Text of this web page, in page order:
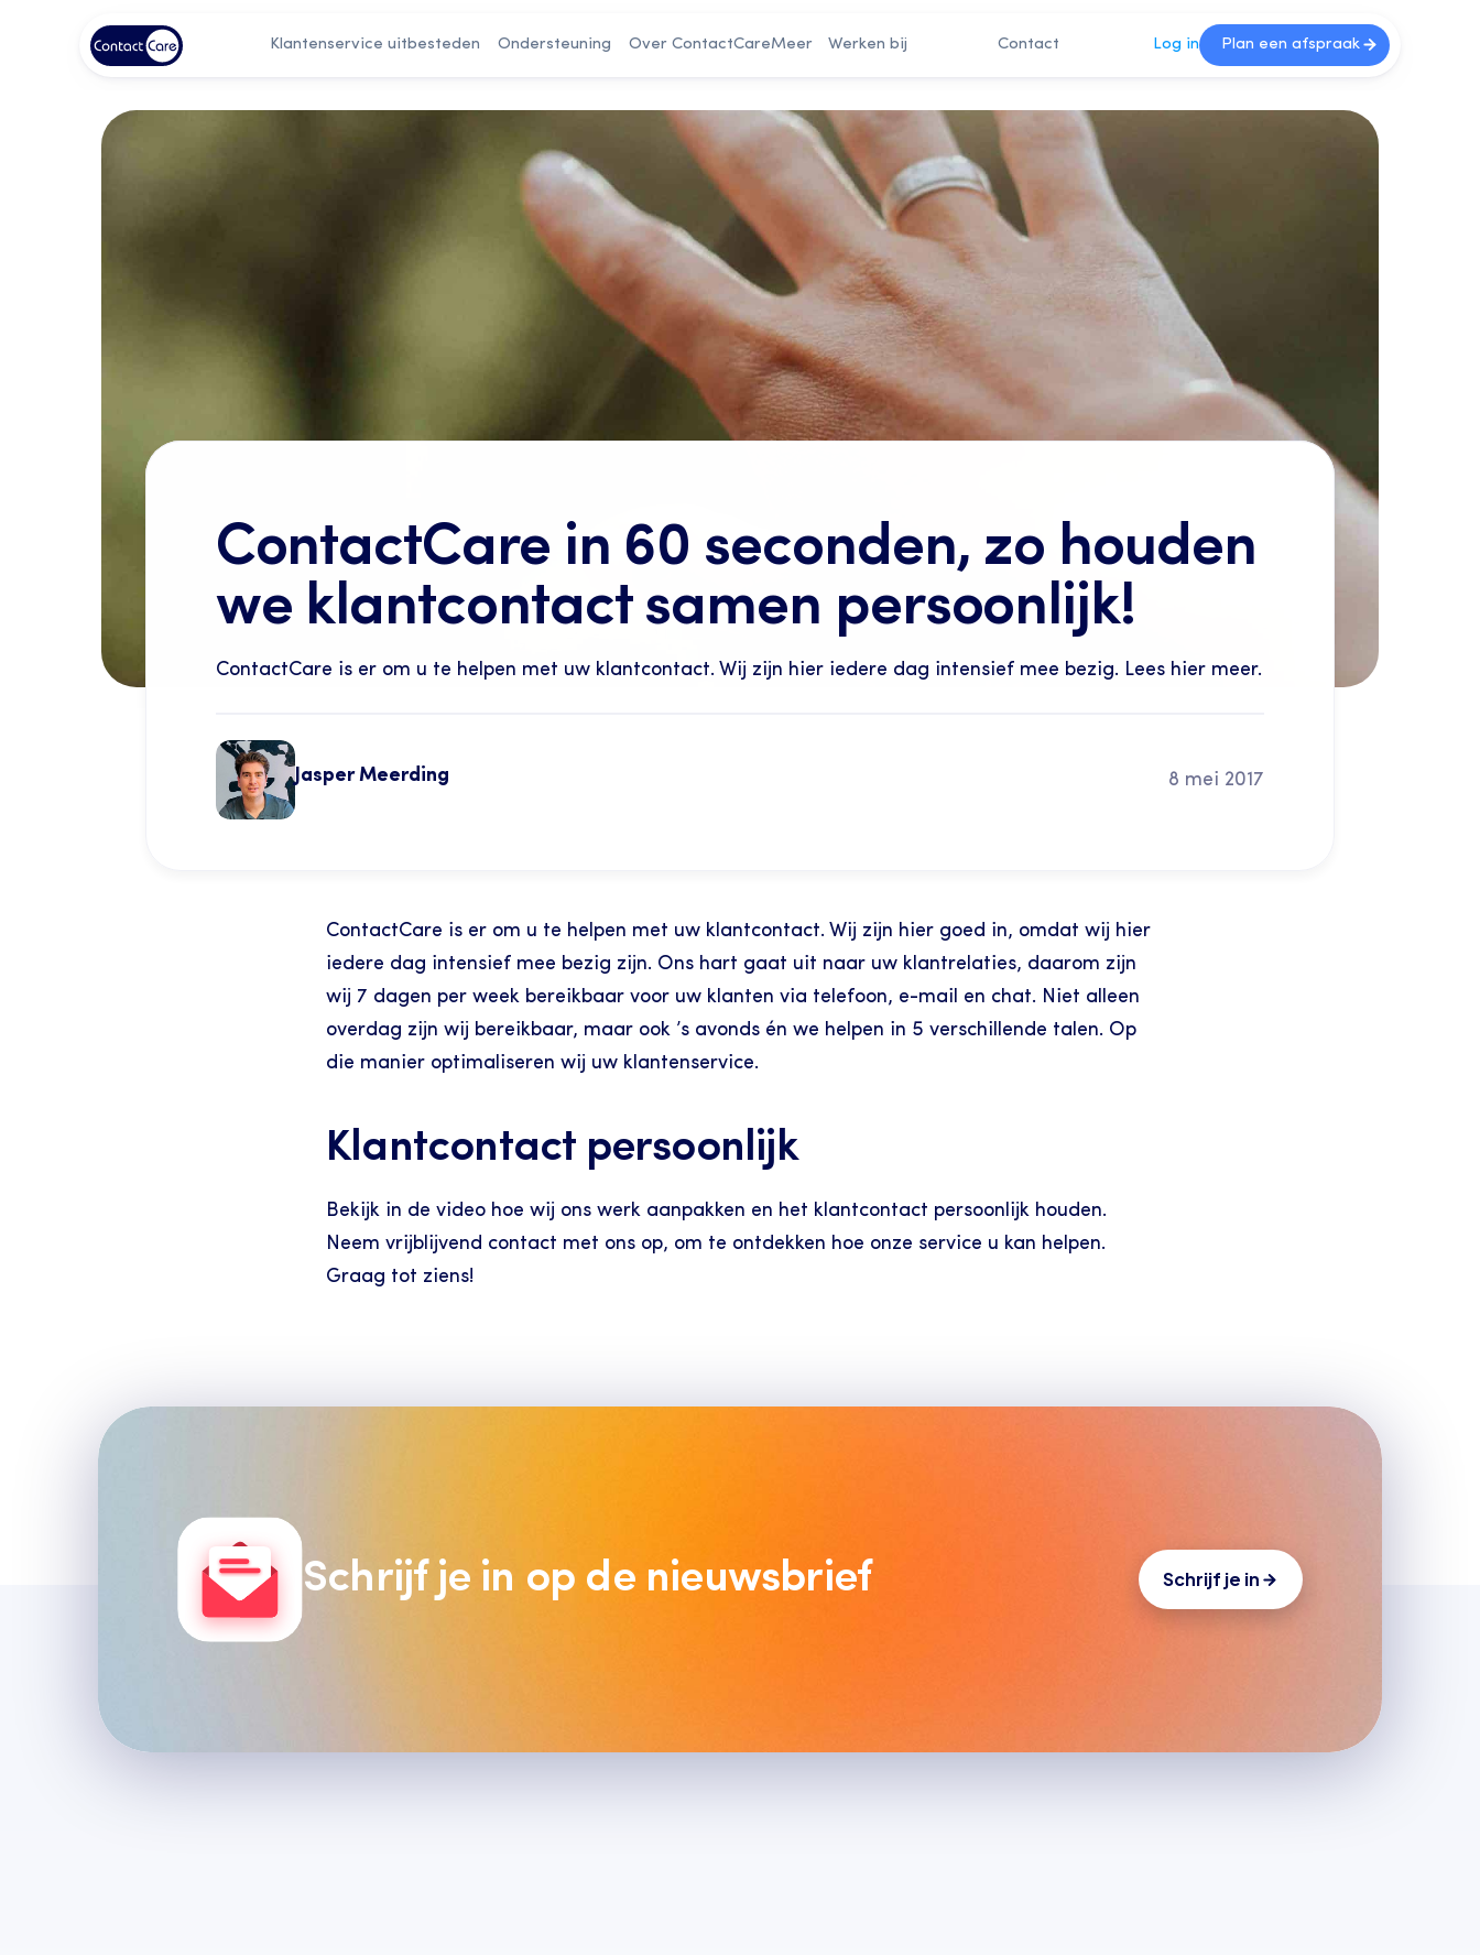
Klantenservice uitbesteden Ondersteuning Over ContactCareMeer Werken bij Contact Log in Plan een afspraak
ContactCare in 60 seconden, zo houden
we klantcontact samen persoonlijk!
ContactCare is er om u te helpen met uw klantcontact. Wij zijn hier iedere dag intensief mee bezig. Lees hier meer.
Jasper Meerding 8 mei 2017
ContactCare is er om u te helpen met uw klantcontact. Wij zijn hier goed in, omdat wij hier
iedere dag intensief mee bezig zijn. Ons hart gaat uit naar uw klantrelaties, daarom zijn
wij 7 dagen per week bereikbaar voor uw klanten via telefoon, e-mail en chat. Niet alleen
overdag zijn wij bereikbaar, maar ook ’s avonds én we helpen in 5 verschillende talen. Op
die manier optimaliseren wij uw klantenservice.
Klantcontact persoonlijk
Bekijk in de video hoe wij ons werk aanpakken en het klantcontact persoonlijk houden.
Neem vrijblijvend contact met ons op, om te ontdekken hoe onze service u kan helpen.
Graag tot ziens!
Schrijf je in op de nieuwsbrief Schrijf je in